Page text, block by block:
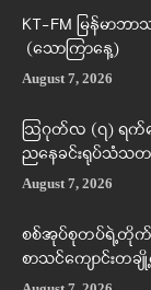
KT-FM မြန်မာ
(သောကြာနေ့)
August 7, 2026
ဩဂုတ်လ (၇) ရက်န
ညနေခင်းရုပ်သံသတ
August 7, 2026
စစ်အုပ်စုတပ်ရဲ့တိုက်ခို
စာသင်ကျောင်းတ